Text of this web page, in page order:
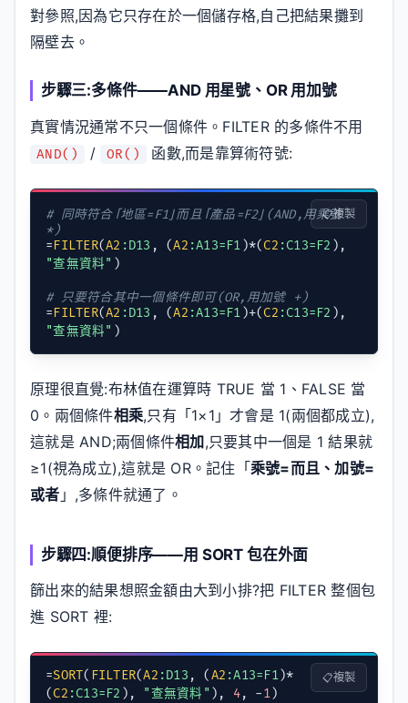
對參照,因為它只存在於一個儲存格,自己把結果攤到
隔壁去。
步驟三:多條件——AND 用星號、OR 用加號
真實情況通常不只一個條件。FILTER 的多條件不用
AND() / OR() 函數,而是靠算術符號:
# 同時符合「地區=F1」而且「產品=F2」(AND,用乘號
*)
=FILTER(A2 :D13 , (A2 :A13=F1)*(C2 :C13=F2
"查無資料" )
# 只要符合其中一個條件即可(OR,用加號 +)
=FILTER(A2 :D13 , (A2 :A13=F1)+(C2 :C13=F2
"查無資料" )
複製
原理很直覺:布林值在運算時 TRUE 當 1、FALSE 當
0。兩個條件相乘,只有「1×1」才會是 1(兩個都成立),
這就是 AND;兩個條件相加,只要其中一個是 1 結果就
≥1(視為成立),這就是 OR。記住「乘號=而且、加號=
或者 」,多條件就通了。
步驟四:順便排序——用 SORT 包在外面
篩出來的結果想照金額由大到小排?把 FILTER 整個包
進 SORT 裡:
=SORT( FILTER(A2 :D13 , (A2 :A13=F1)*
(C2 :C13=F2 ), "查無資料" ), 4, -1)
複製